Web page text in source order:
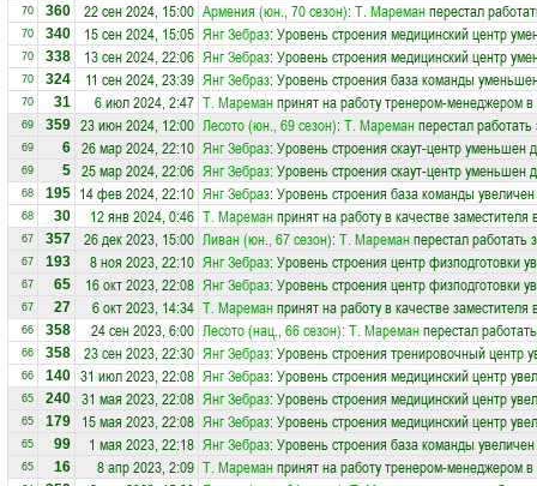
70 360 22 сен 2024, 15:00 Армения (юн., 70 сезон): Т. Мареманперестал
70 340 15 сен 2024, 15:05 Янг Зебраз: Уровень строения медицинский центр
70 338 13 сен 2024, 22:06 Янг Зебраз: Уровень строения медицинский центр
70 324 11 сен 2024, 23:39 Янг Зебраз: Уровень строения база команды
70 31 6 июл 2024, 2:47 Т. Мареманпринят на работу тренером-менеджером
69 359 23 июн 2024, 12:00 Лесото (юн., 69 сезон): Т. Мареманперестал
69 6 26 мар 2024, 22:10 Янг Зебраз: Уровень строения скаут-центр уменьшен
69 5 25 мар 2024, 22:06 Янг Зебраз: Уровень строения скаут-центр уменьшен
68 195 14 фев 2024, 22:10 Янг Зебраз: Уровень строения база команды
68 30 12 янв 2024, 0:46 Т. Мареманпринят на работу в качестве
67 357 26 дек 2023, 15:00 Ливан (юн., 67 сезон): Т. Мареманперестал работать
67 193 8 ноя 2023, 22:10 Янг Зебраз: Уровень строения центр физподготовки
67 65 16 окт 2023, 22:08 Янг Зебраз: Уровень строения центр физподготовки
67 27 6 окт 2023, 14:34 Т. Мареманпринят на работу в качестве
66 358 24 сен 2023, 6:00 Лесото (нац., 66 сезон): Т. Мареманперестал
66 358 23 сен 2023, 22:30 Янг Зебраз: Уровень строения тренировочный центр
66 140 31 июл 2023, 22:08 Янг Зебраз: Уровень строения медицинский центр
65 240 31 мая 2023, 22:08 Янг Зебраз: Уровень строения медицинский центр
65 179 15 мая 2023, 22:08 Янг Зебраз: Уровень строения медицинский центр
65 99 1 мая 2023, 22:18 Янг Зебраз: Уровень строения база команды
65 16 8 апр 2023, 2:09 Т. Мареманпринят на работу тренером-менеджером